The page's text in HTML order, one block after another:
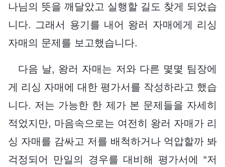
나님의 뜻을 깨달았고 실행할 길도 찾게 되었습
니다. 그래서 용기를 내어 왕러 자매에게 리싱
자매의 문제를 보고했습니다.
다음 날, 왕러 자매는 저와 다른 몇몇 팀장에
게 리싱 자매에 대한 평가서를 작성하라고 했습
니다. 저는 가능한 한 제가 본 문제들을 자세히
적었지만, 마음속으로는 여전히 왕러 자매가 리
싱 자매를 감싸고 저를 배척하거나 억압할까 봐
걱정되어 만일의 경우를 대비해 평가서에 “저